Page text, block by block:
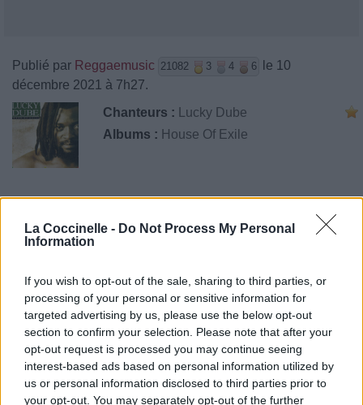
La Coccinelle - Do Not Process My Personal
Information
If you wish to opt-out of the sale, sharing to third parties, or
processing of your personal or sensitive information for
targeted advertising by us, please use the below opt-out
section to confirm your selection. Please note that after your
opt-out request is processed you may continue seeing
interest-based ads based on personal information utilized by
us or personal information disclosed to third parties prior to
your opt-out. You may separately opt-out of the further
Publié par Reggaemusic 21082 3 4 6
le 10
décembre 2021 à 7h27.
Chanteurs :
Lucky Dube
Albums : House Of Exile
⇑
Commentaires
Pour prolonger le plaisir musical :
Vous aimez chanter, apprenez la guitare chez
Télécharger légalement les MP3 sur
Télécharger légalement les MP3 ou trouver le CD sur